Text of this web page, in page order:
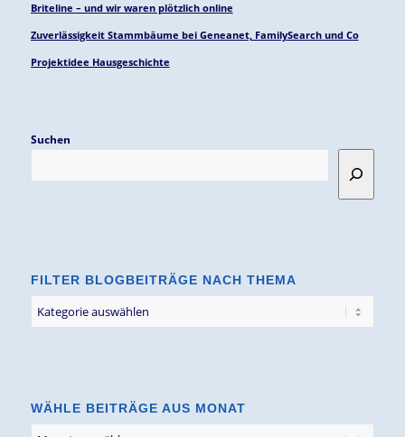
Briteline – und wir waren plötzlich online
Zuverlässigkeit Stammbäume bei Geneanet, FamilySearch und Co
Projektidee Hausgeschichte
Suchen
FILTER BLOGBEITRÄGE NACH THEMA
Blogbeiträge
WÄHLE BEITRÄGE AUS MONAT